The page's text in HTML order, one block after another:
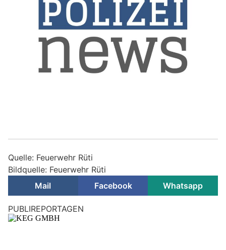
Quelle: Feuerwehr Rüti
Bildquelle: Feuerwehr Rüti
Mail
Facebook Whatsapp
PUBLIREPORTAGEN